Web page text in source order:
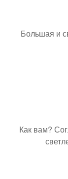
Большая и
Как вам?